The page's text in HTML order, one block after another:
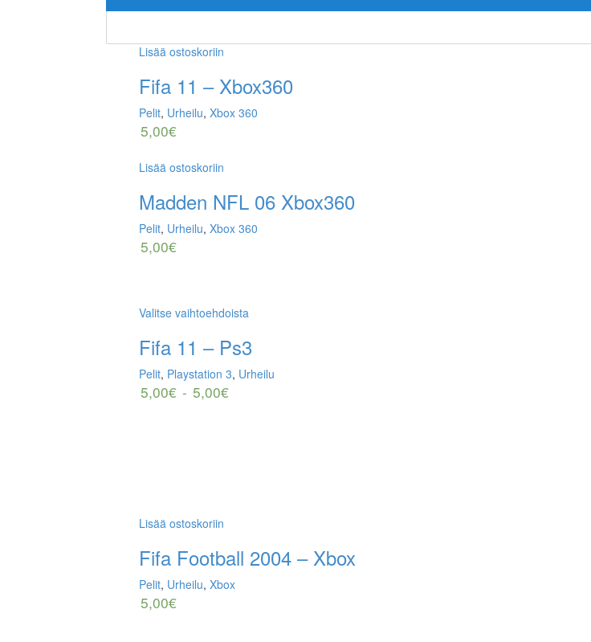
Lisää ostoskoriin
Fifa 11 – Xbox360
Pelit, Urheilu, Xbox 360
5,00€
Lisää ostoskoriin
Madden NFL 06 Xbox360
Pelit, Urheilu, Xbox 360
5,00€
Valitse vaihtoehdoista
Fifa 11 – Ps3
Pelit, Playstation 3, Urheilu
5,00€ - 5,00€
Lisää ostoskoriin
Fifa Football 2004 – Xbox
Pelit, Urheilu, Xbox
5,00€